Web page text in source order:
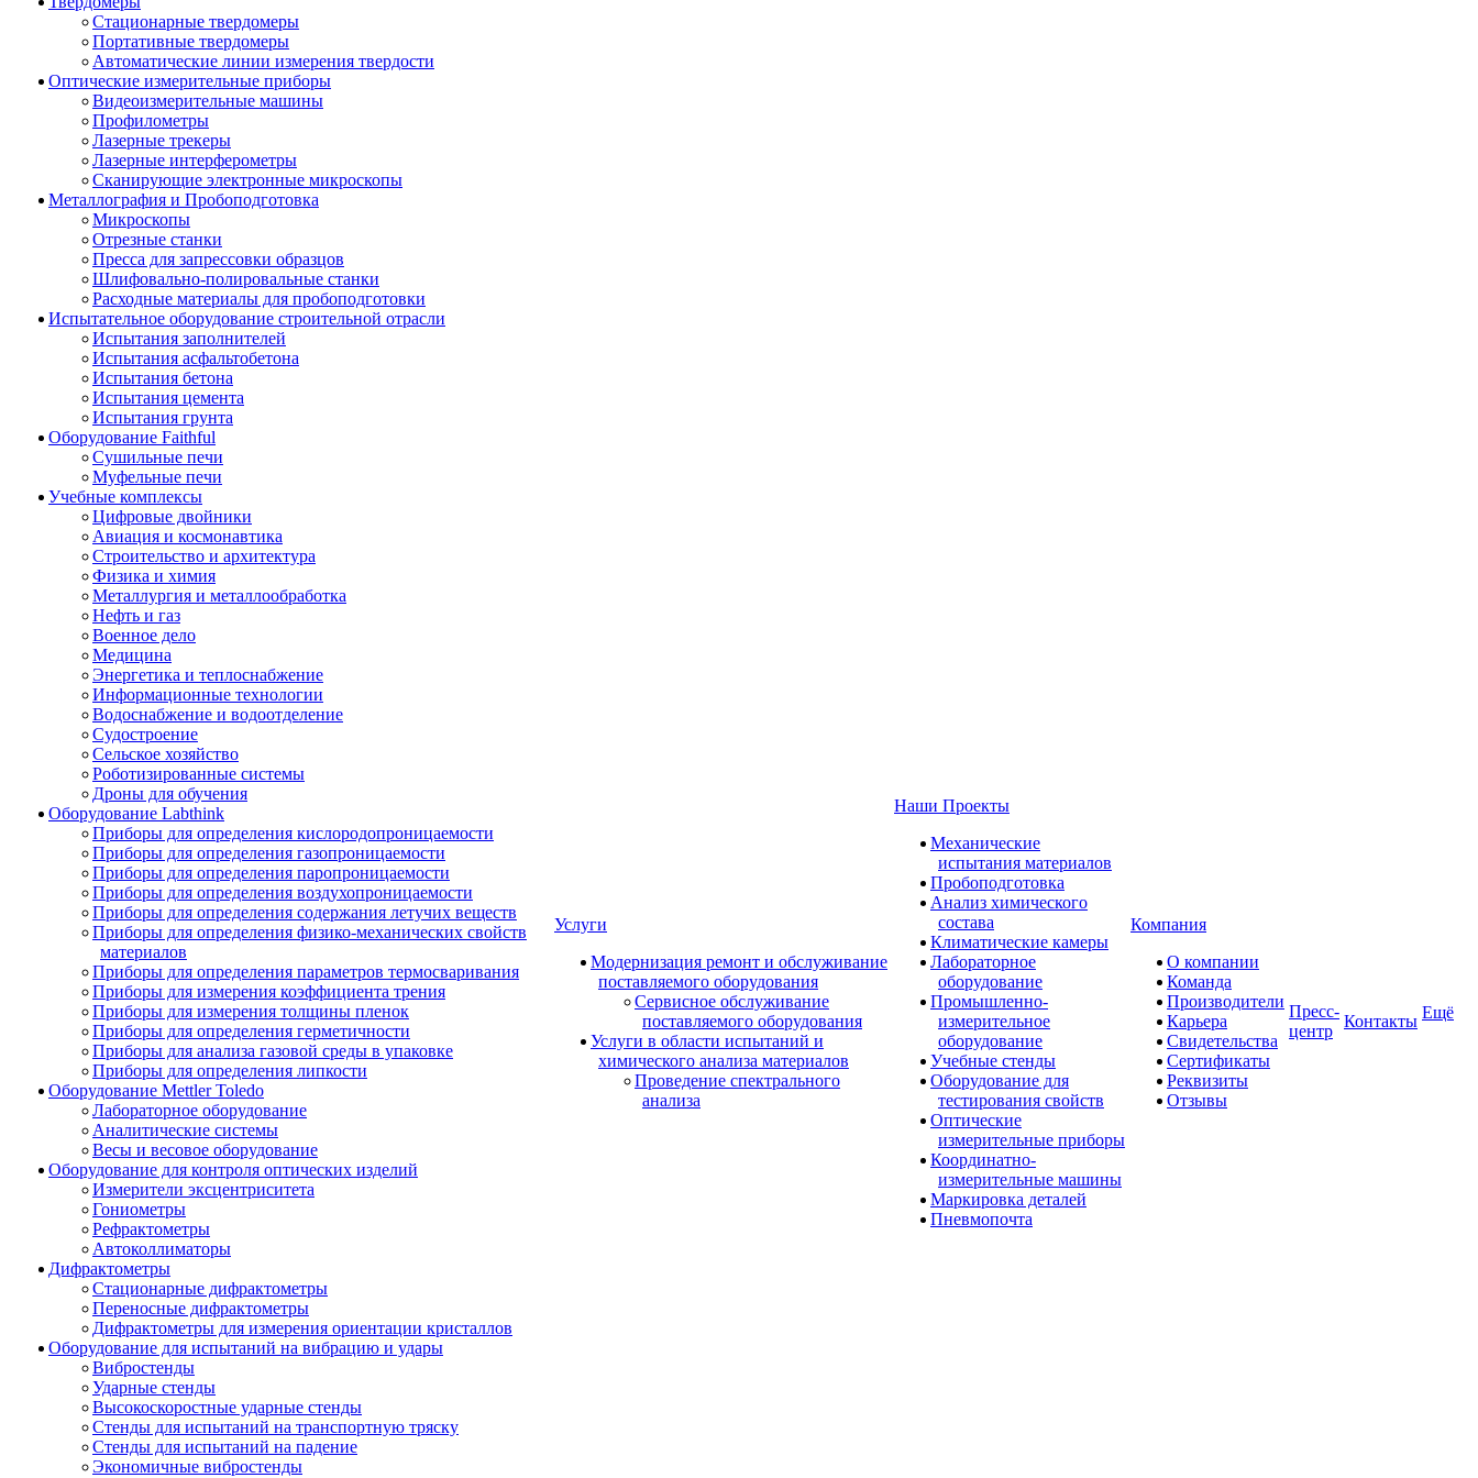
Стационарные твердомеры
Портативные твердомеры
Автоматические линии измерения твердости
Оптические измерительные приборы
Видеоизмерительные машины
Профилометры
Лазерные трекеры
Лазерные интерферометры
Сканирующие электронные микроскопы
Металлография и Пробоподготовка
Микроскопы
Отрезные станки
Пресса для запрессовки образцов
Шлифовально-полировальные станки
Расходные материалы для пробоподготовки
Испытательное оборудование строительной отрасли
Испытания заполнителей
Испытания асфальтобетона
Испытания бетона
Испытания цемента
Испытания грунта
Оборудование Faithful
Сушильные печи
Муфельные печи
Учебные комплексы
Цифровые двойники
Авиация и космонавтика
Строительство и архитектура
Физика и химия
Металлургия и металлообработка
Нефть и газ
Военное дело
Медицина
Энергетика и теплоснабжение
Информационные технологии
Водоснабжение и водоотделение
Судостроение
Сельское хозяйство
Роботизированные системы
Дроны для обучения
Оборудование Labthink
Приборы для определения кислородопроницаемости
Приборы для определения газопроницаемости
Приборы для определения паропроницаемости
Приборы для определения воздухопроницаемости
Приборы для определения содержания летучих веществ
Приборы для определения физико-механических свойств
материалов
Приборы для определения параметров термосваривания
Приборы для измерения коэффициента трения
Приборы для измерения толщины пленок
Приборы для определения герметичности
Приборы для анализа газовой среды в упаковке
Приборы для определения липкости
Оборудование Mettler Toledo
Лабораторное оборудование
Аналитические системы
Весы и весовое оборудование
Оборудование для контроля оптических изделий
Измерители эксцентриситета
Гониометры
Рефрактометры
Автоколлиматоры
Дифрактометры
Стационарные дифрактометры
Переносные дифрактометры
Дифрактометры для измерения ориентации кристаллов
Оборудование для испытаний на вибрацию и удары
Вибростенды
Ударные стенды
Высокоскоростные ударные стенды
Стенды для испытаний на транспортную тряску
Стенды для испытаний на падение
Экономичные вибростенды
Услуги
Модернизация ремонт и обслуживание
поставляемого оборудования
Сервисное обслуживание
поставляемого оборудования
Услуги в области испытаний и
химического анализа материалов
Проведение спектрального
анализа
Наши Проекты
Механические
испытания материалов
Пробоподготовка
Анализ химического
состава
Климатические камеры
Лабораторное
оборудование
Промышленно-
измерительное
оборудование
Учебные стенды
Оборудование для
тестирования свойств
Оптические
измерительные приборы
Координатно-
измерительные машины
Маркировка деталей
Пневмопочта
Компания
О компании
Команда
Производители
Карьера
Свидетельства
Сертификаты
Реквизиты
Отзывы
Пресс-
центр
Контакты Ещё